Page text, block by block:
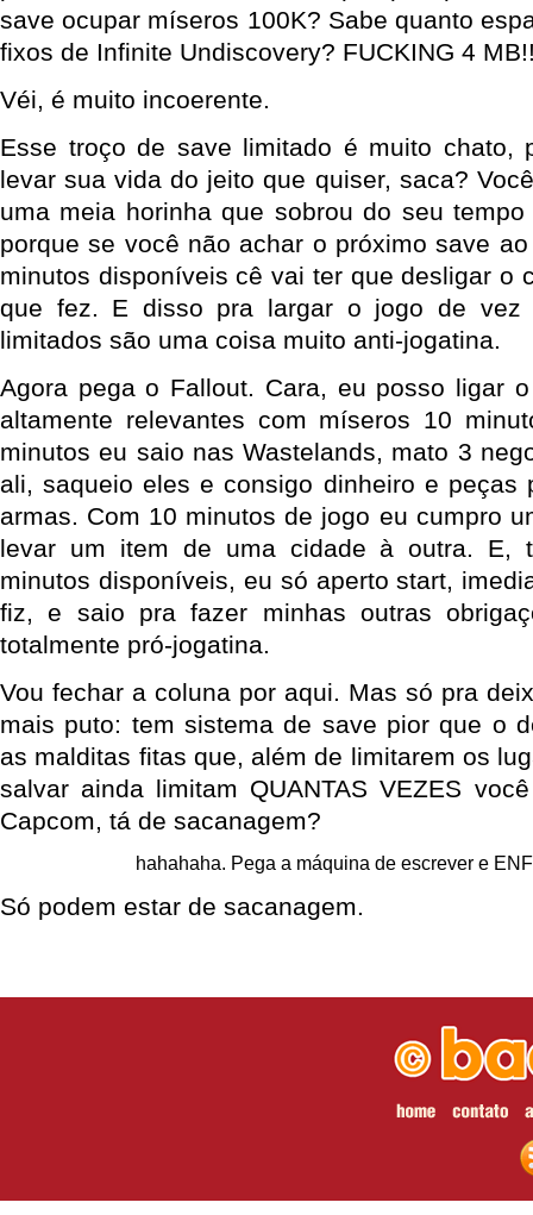
save ocupar míseros 100K? Sabe quanto
fixos de Infinite Undiscovery? FUCKING 4
Véi, é muito incoerente.
Esse troço de save limitado é muito chato,
levar sua vida do jeito que quiser, saca?
uma meia horinha que sobrou do seu
porque se você não achar o próximo save
minutos disponíveis cê vai ter que desligar o
que fez. E disso pra largar o jogo de vez
limitados são uma coisa muito anti-jogatina.
Agora pega o Fallout. Cara, eu posso ligar
altamente relevantes com míseros 10
minutos eu saio nas Wastelands, mato 3
ali, saqueio eles e consigo dinheiro e peças
armas. Com 10 minutos de jogo eu cumpro
levar um item de uma cidade à outra. E,
minutos disponíveis, eu só aperto start,
fiz, e saio pra fazer minhas outras
totalmente pró-jogatina.
Vou fechar a coluna por aqui. Mas só pra
mais puto: tem sistema de save pior que o
as malditas fitas que, além de limitarem os
salvar ainda limitam QUANTAS VEZES
Capcom, tá de sacanagem?
hahahaha. Pega a máquina de escrever e
Só podem estar de sacanagem.